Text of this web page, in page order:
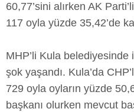
60,77’sini alırken AK
117 oyla yüzde 35,42’de
MHP’li Kula
şok yaşandı. Kula’da
729 oyla oyların yüzde
başkanı olurken mevcut